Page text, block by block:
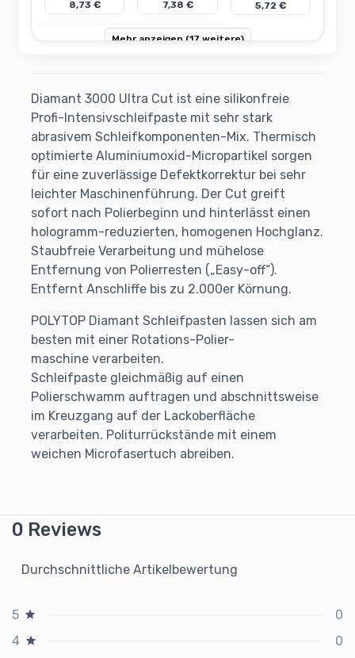
8,73 € 7,38 € 5,72 €
Mehr anzeigen (17 weitere)
Diamant 3000 Ultra Cut ist eine silikonfreie
Profi-Intensivschleifpaste mit sehr stark
abrasivem Schleifkomponenten-Mix. Thermisch
optimierte Aluminiumoxid-Micropartikel sorgen
für eine zuverlässige Defektkorrektur bei sehr
leichter Maschinenführung. Der Cut greift
sofort nach Polierbeginn und hinterlässt einen
hologramm-reduzierten, homogenen Hochglanz.
Staubfreie Verarbeitung und mühelose
Entfernung von Polierresten („Easy-off“).
Entfernt Anschliffe bis zu 2.000er Körnung.
POLYTOP Diamant Schleifpasten lassen sich am
besten mit einer Rotations-Polier-
maschine verarbeiten.
Schleifpaste gleichmäßig auf einen
Polierschwamm auftragen und abschnittsweise
im Kreuzgang auf der Lackoberfläche
verarbeiten. Politurrückstände mit einem
weichen Microfasertuch abreiben.
0 Reviews
Durchschnittliche Artikelbewertung
5
0
4
0